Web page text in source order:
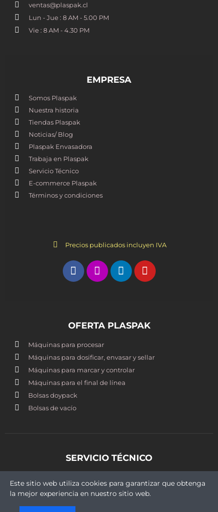
ventas@plaspak.cl
Lun - Jue : 8 AM - 5.00 PM
Vie : 8 AM - 4.30 PM
EMPRESA
Somos Plaspak
Nuestra historia
Tiendas Plaspak
Noticias/ Blog
Plaspak Envasadora
Trabaja en Plaspak
Servicio Técnico
E-commerce Plaspak
Términos y condiciones
Precios publicados incluyen IVA
OFERTA PLASPAK
Máquinas para procesar
Máquinas para dosificar, envasar y sellar
Máquinas para marcar y controlar
Máquinas para el final de línea
Bolsas doypack
Bolsas de vacío
SERVICIO TÉCNICO
+569 5409 9430
Este sitio web utiliza cookies para garantizar que obtenga
la mejor experiencia en nuestro sitio web.